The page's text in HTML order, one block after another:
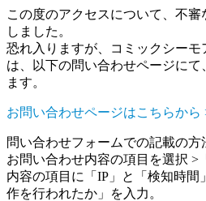
この度のアクセスについて、不
しました。
恐れ入りますが、コミックシー
は、以下の問い合わせページに
ます。
お問い合わせページはこちらから
問い合わせフォームでの記載の方
お問い合わせ内容の項目を選択 >
内容の項目に「IP」と「検知時
作を行われたか」を入力。